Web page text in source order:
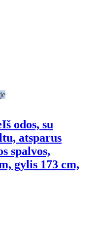
Iš odos, su
atsparus
spalvos,
gylis 173 cm,